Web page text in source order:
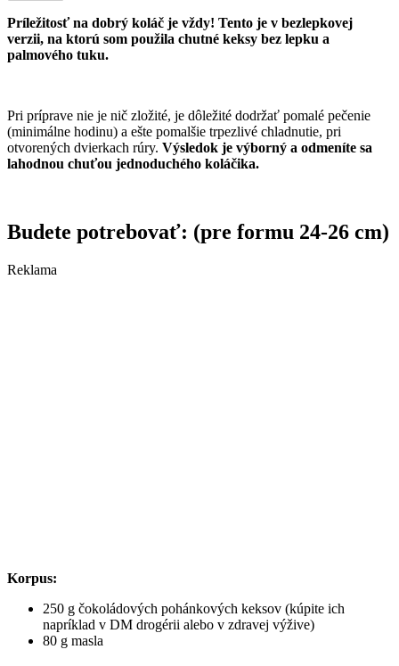
Príležitosť na dobrý koláč je vždy! Tento je v bezlepkovej
verzii, na ktorú som použila chutné keksy bez lepku a
palmového tuku.
Pri príprave nie je nič zložité, je dôležité dodržať pomalé pečenie
(minimálne hodinu) a ešte pomalšie trpezlivé chladnutie, pri
otvorených dvierkach rúry. Výsledok je výborný a odmeníte sa
lahodnou chuťou jednoduchého koláčika.
Budete potrebovať: (pre formu 24-26 cm)
Reklama
Korpus:
250 g čokoládových pohánkových keksov (kúpite ich
napríklad v DM drogérii alebo v zdravej výžive)
80 g masla